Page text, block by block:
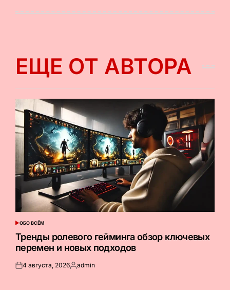
ЕЩЕ ОТ АВТОРА
ОПУБЛИКОВАНО
В
ОБО ВСЁМ
Тренды ролевого гейминга обзор ключевых
перемен и новых подходов
Опубликовано
4 августа, 2026Запись
admin